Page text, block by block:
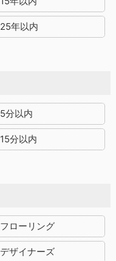
25年以内
5分以内
15分以内
フローリング
デザイナーズ